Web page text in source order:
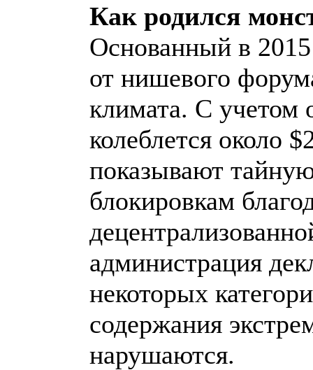
Как родился
Основанный в
от нишевого
климата. С учетом
колеблется около
показывают
блокировкам
администрация
некоторых
содержания
нарушаются.